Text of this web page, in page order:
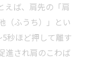
えば、肩先の「肩
（ふうち）」とい
秒ほど押して離す
進され肩のこわば